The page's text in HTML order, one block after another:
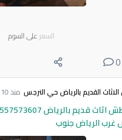
السعر على السوم
0
القديم بالرياض حي النرجس منذ 10 ساعات
غرب الرياض جنوب